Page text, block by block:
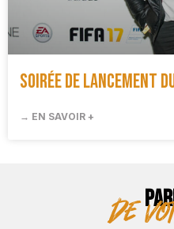
Soirée de lancement du
→ EN SAVOIR +
de